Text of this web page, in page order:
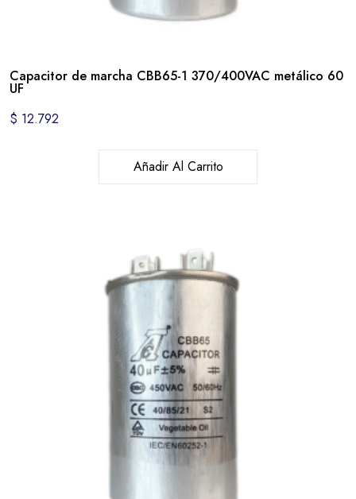
Capacitor de marcha CBB65-1 370/400VAC metálico 60
UF
$ 12.792
Añadir Al Carrito